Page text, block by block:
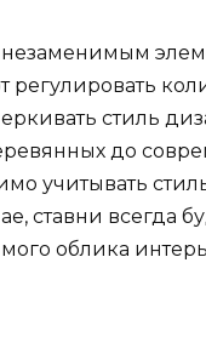
незаменимым
стиль
до
учитывать
ставни всегда
облика